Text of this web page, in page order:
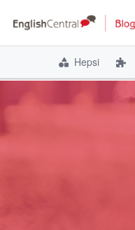
Hepsi
atla